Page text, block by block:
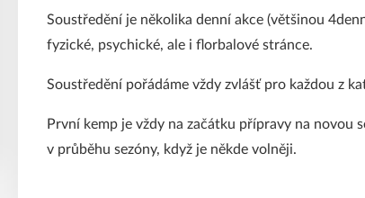
Soustředění je několika denní akce (většinou
fyzické, psychické, ale i florbalové stránce.
Soustředění pořádáme vždy zvlášť pro každou z
První kemp je vždy na začátku přípravy na novou
v průběhu sezóny, když je někde volněji.